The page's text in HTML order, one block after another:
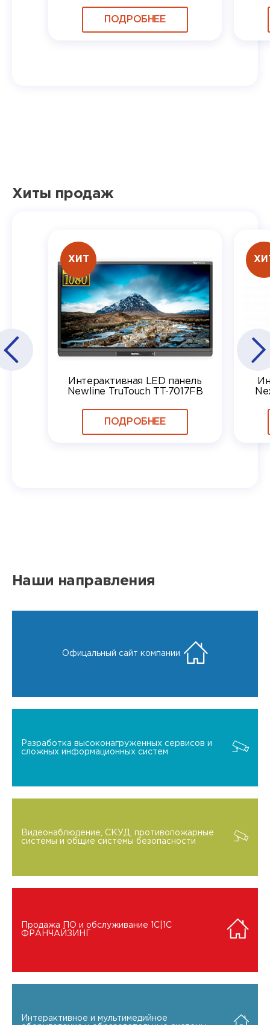
ПОДРОБНЕЕ
Хиты продаж
ХИТ
Интерактивная LED панель
Newline TruTouch TT-7017FB
ПОДРОБНЕЕ
Наши направления
Офицальный сайт компании
Разработка высоконагруженных сервисов и
сложных информационных систем
Видеонаблюдение, СКУД, противопожарные
системы и общие системы безопасности
Продажа ПО и обслуживание 1C|1C
ФРАНЧАЙЗИНГ
Интерактивное и мультимедийное